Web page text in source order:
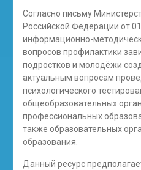
Согласно письму
Российской Федерации от
информационно-
вопросов профилактики
подростков и молодёжи
актуальным вопросам
психологического
общеобразовательных
профессиональных
также образовательных
образования.
Данный ресурс